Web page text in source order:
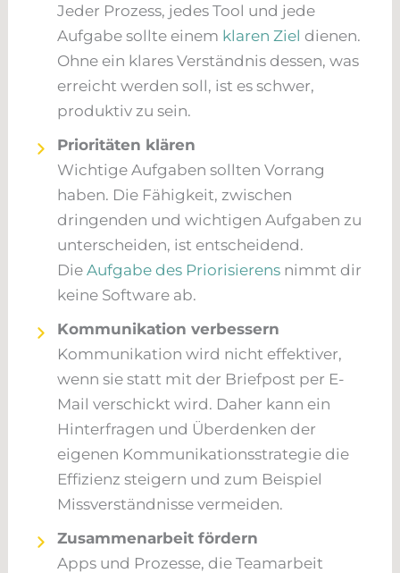
Jeder Prozess, jedes Tool und jede
Aufgabe sollte einem klaren Ziel dienen.
Ohne ein klares Verständnis dessen, was
erreicht werden soll, ist es schwer,
produktiv zu sein.
Prioritäten klären
Wichtige Aufgaben sollten Vorrang
haben. Die Fähigkeit, zwischen
dringenden und wichtigen Aufgaben zu
unterscheiden, ist entscheidend.
DieAufgabe des Priorisierens nimmt dir
keine Software ab.
Kommunikation verbessern
Kommunikation wird nicht effektiver,
wenn sie statt mit der Briefpost per E-
Mail verschickt wird. Daher kann ein
Hinterfragen und Überdenken der
eigenen Kommunikationsstrategie die
Effizienz steigern und zum Beispiel
Missverständnisse vermeiden.
Zusammenarbeit fördern
Apps und Prozesse, die Teamarbeit